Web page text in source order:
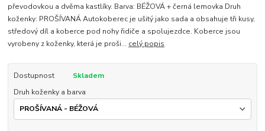
převodovkou a dvěma kastlíky. Barva: BÉŽOVÁ + černá lemovka Druh
koženky: PROŠÍVANÁ Autokoberec je ušitý jako sada a obsahuje tři kusy,
středový díl a koberce pod nohy řidiče a spolujezdce. Koberce jsou
vyrobeny z koženky, která je proši... celý popis
Dostupnost
Skladem
Druh koženky a barva